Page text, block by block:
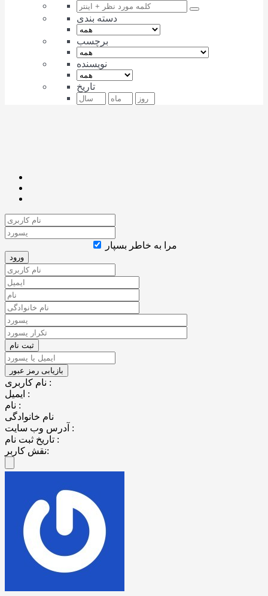
دسته بندی
برچسب
نویسنده
تاریخ
مرا به خاطر بسپار
نام کاربری :
ایمیل :
نام :
نام خانوادگی
آدرس وب سایت :
تاریخ ثبت نام :
نقش کاربر: